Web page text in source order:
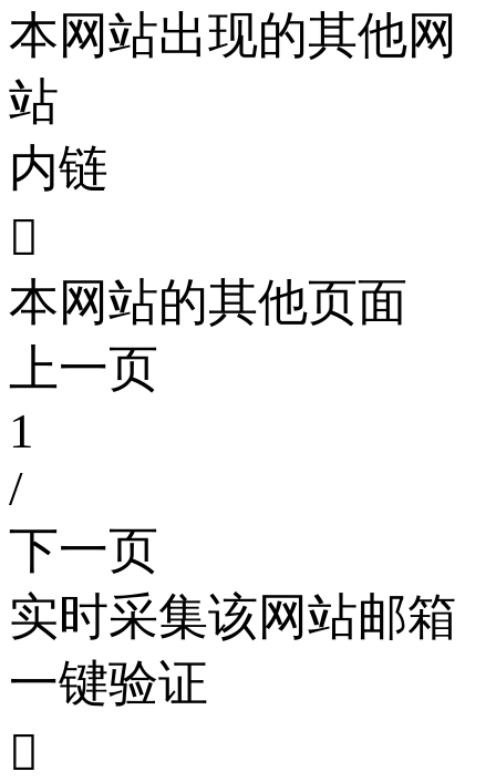
本网站出现的其他网
站
内链

本网站的其他页面
上一页
1
/
下一页
实时采集该网站邮箱
一键验证
